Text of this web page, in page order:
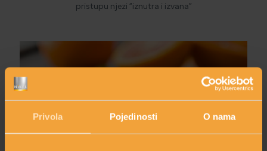
Privola Pojedinosti O nama
pristupu njezi “iznutra i izvana”
NARANČA SLATKA